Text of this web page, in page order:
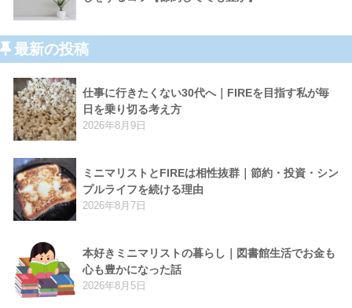
最新の投稿
仕事に行きたくない30代へ｜FIREを目指す私が毎
日を乗り切る考え方
2026年8月9日
ミニマリストとFIREは相性抜群｜節約・投資・シン
プルライフを続ける理由
2026年8月7日
本好きミニマリストの暮らし｜図書館生活でお金も
心も豊かになった話
2026年8月5日